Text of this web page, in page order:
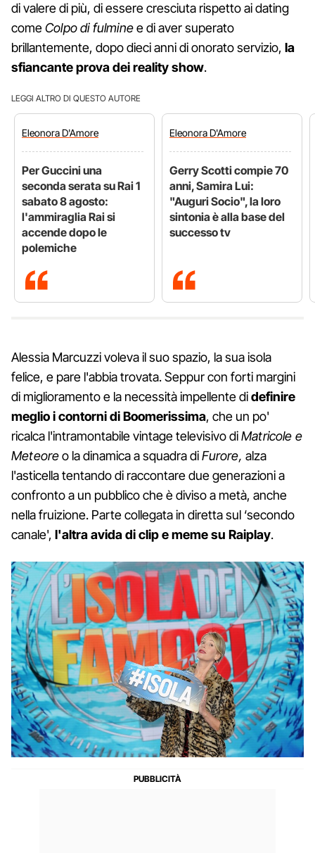
di valere di più, di essere cresciuta rispetto ai dating
comeColpo di fulminee di aver superato
brillantemente, dopo dieci anni di onorato servizio, la
sfiancante prova dei reality show.
LEGGI ALTRO DI QUESTO AUTORE
EleonoraD'Amore
Per Guccini una
seconda serata su Rai 1
sabato 8 agosto:
l'ammiraglia Rai si
accende dopo le
polemiche
EleonoraD'Amore
Gerry Scotti compie 70
anni, Samira Lui:
"Auguri Socio", la loro
sintonia è alla base del
successo tv
Alessia Marcuzzi voleva il suo spazio, la sua isola
felice, e pare l'abbia trovata. Seppur con forti margini
di miglioramento e la necessità impellente didefinire
meglio i contorni di Boomerissima, che un po'
ricalca l'intramontabile vintage televisivo diMatricole e
Meteoreo la dinamica a squadra diFurore, alza
l'asticella tentando di raccontare due generazioni a
confronto a un pubblico che è diviso a metà, anche
nella fruizione. Parte collegata in diretta sul ‘secondo
canale', l'altra avida di clip e meme su Raiplay.